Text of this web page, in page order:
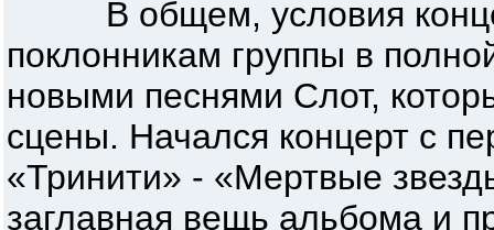
В общем, условия
поклонникам группы в
новыми песнями Слот,
сцены. Начался концерт с
«Тринити» - «Мертвые
заглавная вещь альбома и